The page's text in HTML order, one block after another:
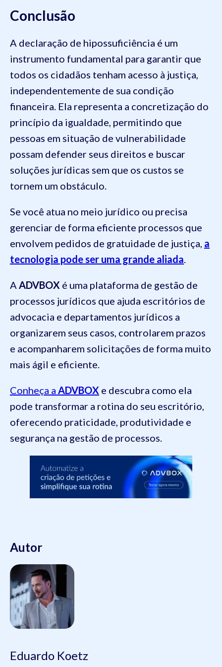
Conclusão
A declaração de hipossuficiência é um
instrumento fundamental para garantir que
todos os cidadãos tenham acesso à justiça,
independentemente de sua condição
financeira. Ela representa a concretização do
princípio da igualdade, permitindo que
pessoas em situação de vulnerabilidade
possam defender seus direitos e buscar
soluções jurídicas sem que os custos se
tornem um obstáculo.
Se você atua no meio jurídico ou precisa
gerenciar de forma eficiente processos que
envolvem pedidos de gratuidade de justiça, a
tecnologia pode ser uma grande aliada
A ADVBOX é uma plataforma de gestão de
processos jurídicos que ajuda escritórios de
advocacia e departamentos jurídicos a
organizarem seus casos, controlarem prazos
e acompanharem solicitações de forma muito
mais ágil e eficiente.
Conheça a ADVBOX e descubra como ela
pode transformar a rotina do seu escritório,
oferecendo praticidade, produtividade e
segurança na gestão de processos.
Autor
Eduardo Koetz